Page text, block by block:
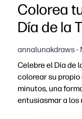
Colorea
Día de la
annalunakdraws -
Celebre el Día de
colorear su
minutos, una
entusiasmar a los